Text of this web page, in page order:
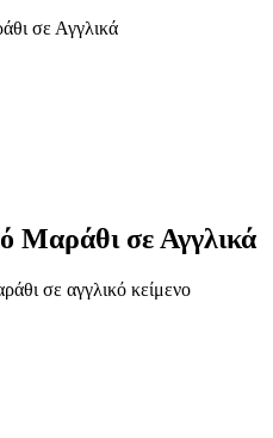
σε Αγγλικά
Μαράθι σε Αγγλικά
σε αγγλικό κείμενο